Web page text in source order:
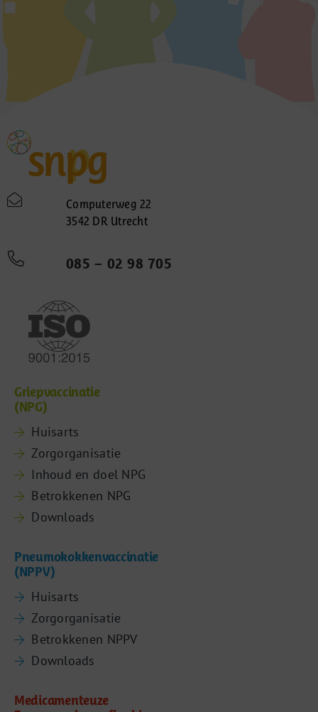
Computerweg 22
3542 DR Utrecht
085 – 02 98 705
Griepvaccinatie
(NPG)
Huisarts
Zorgorganisatie
Inhoud en doel NPG
Betrokkenen NPG
Downloads
Pneumokokkenvaccinatie
(NPPV)
Huisarts
Zorgorganisatie
Betrokkenen NPPV
Downloads
Medicamenteuze